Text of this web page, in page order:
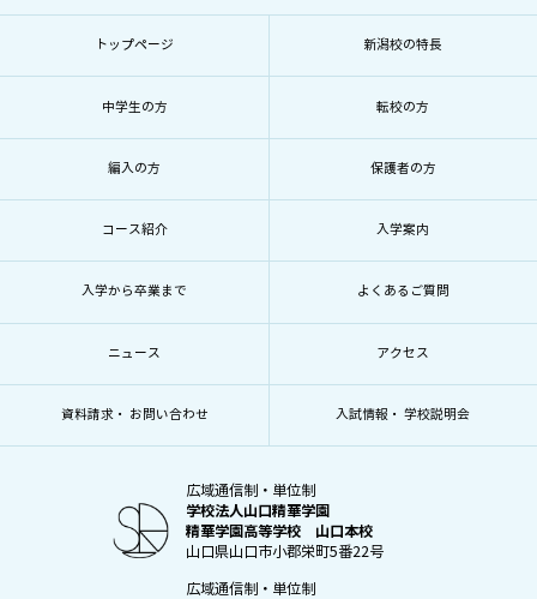
トップページ 新潟校の特長
中学生の方 転校の方
編入の方 保護者の方
コース紹介 入学案内
入学から卒業まで よくあるご質問
ニュース アクセス
資料請求・ お問い合わせ 入試情報・ 学校説明会
広域通信制・単位制
学校法人山口精華学園
精華学園高等学校 山口本校
山口県山口市小郡栄町5番22号
広域通信制・単位制